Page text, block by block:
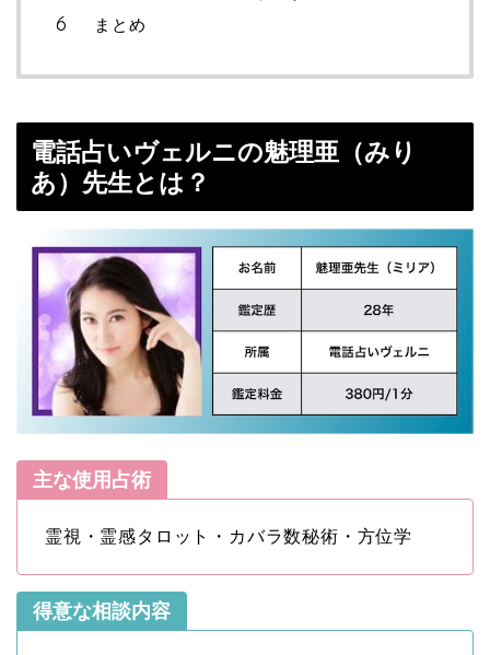
まとめ
電話占いヴェルニの魅理亜（みり
あ）先生とは？
主な使用占術
霊視・霊感タロット・カバラ数秘術・方位学
得意な相談内容